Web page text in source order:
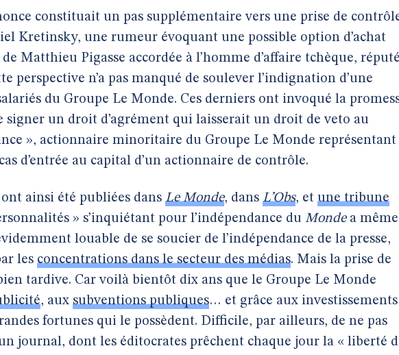
constituait un pas supplémentaire vers une prise de
Kretinsky, une rumeur évoquant une possible option d’achat
Matthieu Pigasse accordée à l’homme d’affaire tchèque,
perspective n’a pas manqué de soulever l’indignation d’une
du Groupe Le Monde. Ces derniers ont invoqué la
signer un droit d’agrément qui laisserait un droit de veto au
», actionnaire minoritaire du Groupe Le Monde représentant
d’entrée au capital d’un actionnaire de contrôle.
ainsi été publiées dans Le Monde, dans L’Obs, et une tribune
» s’inquiétant pour l’indépendance du Mondea même
louable de se soucier de l’indépendance de la presse,
les concentrations dans le secteur des médias. Mais la prise de
tardive. Car voilà bientôt dix ans que le Groupe Le Monde
, aux subventions publiques… et grâce aux investissements
fortunes qui le possèdent. Difficile, par ailleurs, de ne pas
journal, dont les éditocrates prêchent chaque jour la « liberté